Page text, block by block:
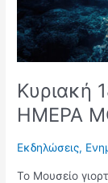
Κυριακή
ΗΜΕΡΑ
Εκδηλώσεις,
Το Μουσείο